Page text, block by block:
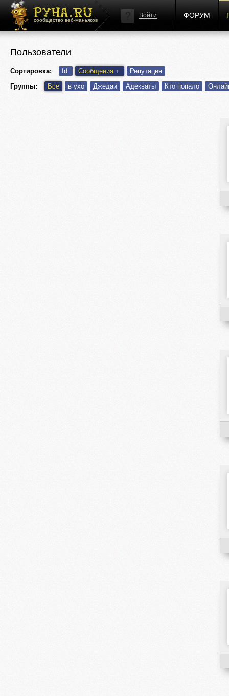
сообщество веб-маньяков
Войти ФОРУМ
Пользователи
Сортировка: Id Сообщения ↑
Репутация
Группы:
Все в ухо Джедаи Адекваты Кто попало